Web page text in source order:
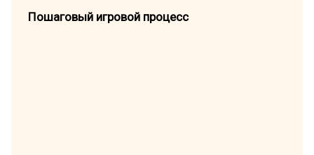
Пошаговый игровой процесс